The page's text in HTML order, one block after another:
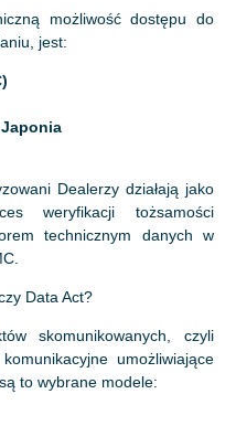
możliwość dostępu do
jest:
Dealerzy działają jako
weryfikacji tożsamości
technicznym danych w
Data Act?
skomunikowanych, czyli
umożliwiające
to wybrane modele: